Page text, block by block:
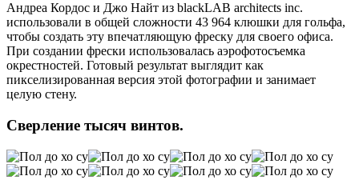
Андреа Кордос и Джо Найт из blackLAB architects inc.
использовали в общей сложности 43 964 клюшки для гольфа,
чтобы создать эту впечатляющую фреску для своего офиса.
При создании фрески использовалась аэрофотосъемка
окрестностей. Готовый результат выглядит как
пикселизированная версия этой фотографии и занимает
целую стену.
Сверление тысяч винтов.